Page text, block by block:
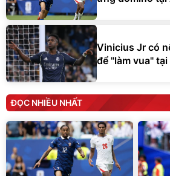
Vinicius Jr có
để "làm vua"
ĐỌC NHIỀU NHẤT